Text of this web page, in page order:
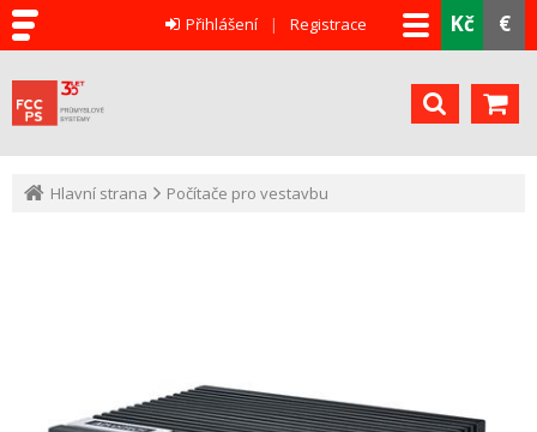
Kč €
Přihlášení Registrace
Hlavní strana Počítače pro vestavbu